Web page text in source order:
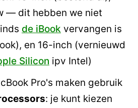
— dit hebben we niet
de iBook vervangen is
en 16-inch (vernieuwd
Silicon ipv Intel)
Pro's maken gebruik
: je kunt kiezen